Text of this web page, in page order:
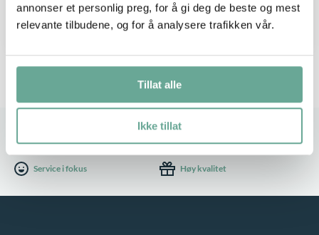
annonser et personlig preg, for å gi deg de beste og mest
relevante tilbudene, og for å analysere trafikken vår.
Tillat alle
Ikke tillat
3.389 ,- Kjøp
Service i fokus Høy kvalitet